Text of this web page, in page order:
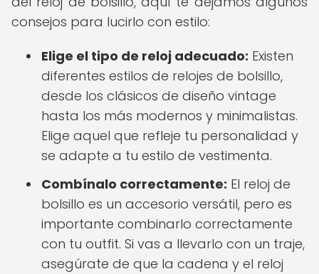
consejos para lucirlo con estilo:
Elige el tipo de reloj adecuado: Existen
diferentes estilos de relojes de bolsillo,
desde los clásicos de diseño vintage
hasta los más modernos y minimalistas.
Elige aquel que refleje tu personalidad y
se adapte a tu estilo de vestimenta.
Combínalo correctamente: El reloj de
bolsillo es un accesorio versátil, pero es
importante combinarlo correctamente
con tu outfit. Si vas a llevarlo con un traje,
asegúrate de que la cadena y el reloj